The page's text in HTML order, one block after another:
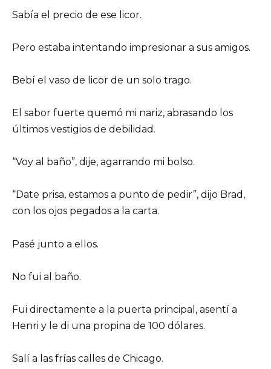
Sabía el precio de ese licor.
Pero estaba intentando impresionar a sus amigos.
Bebí el vaso de licor de un solo trago.
El sabor fuerte quemó mi nariz, abrasando los
últimos vestigios de debilidad.
“Voy al baño”, dije, agarrando mi bolso.
“Date prisa, estamos a punto de pedir”, dijo Brad,
con los ojos pegados a la carta.
Pasé junto a ellos.
No fui al baño.
Fui directamente a la puerta principal, asentí a
Henri y le di una propina de 100 dólares.
Salí a las frías calles de Chicago.